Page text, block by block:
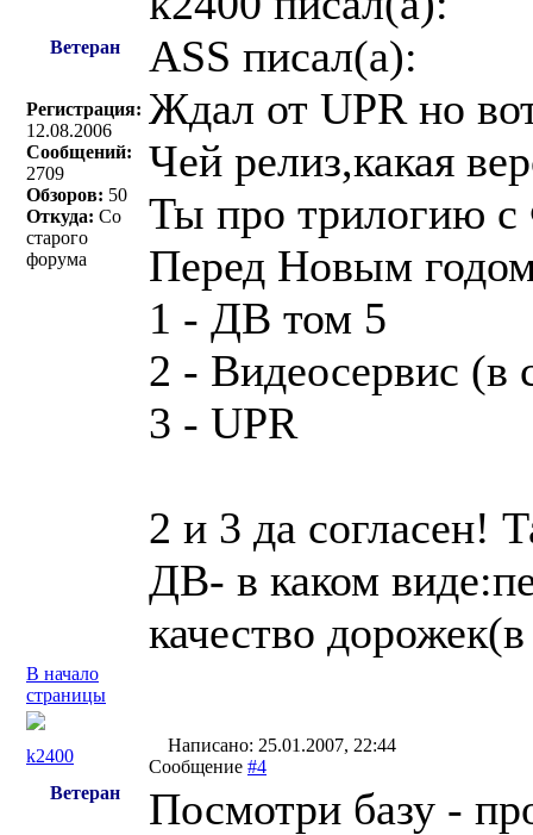
Ветеран
Регистрация:
12.08.2006
Сообщений:
2709
Обзоров: 50
Откуда: Со
старого
форума
ASS писал(a):
Ждал от UPR но
Чей релиз,какая
Ты про трилогию с
Перед Новым
1 - ДВ том 5
2 - Видеосервис (в
3 - UPR
2 и 3 да согласен!
ДВ- в каком
качество
В начало
страницы
k2400
Написано: 25.01.2007, 22:44
Сообщение #4
Ветеран
Посмотри базу -